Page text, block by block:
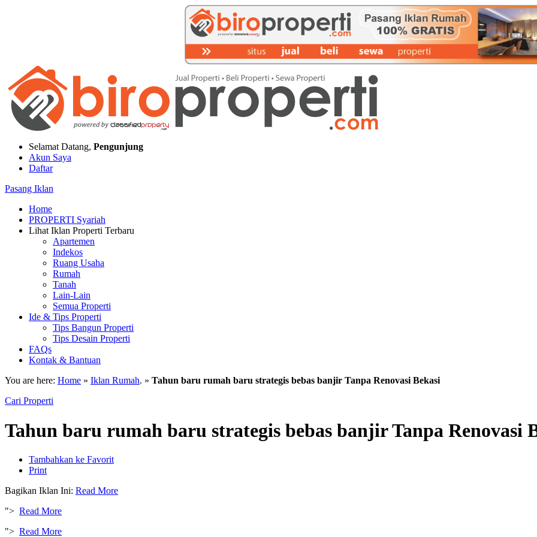
Selamat Datang, Pengunjung
Akun Saya
Daftar
Pasang Iklan
Home
PROPERTI Syariah
Lihat Iklan Properti Terbaru
Apartemen
Indekos
Ruang Usaha
Rumah
Tanah
Lain-Lain
Semua Properti
Ide & Tips Properti
Tips Bangun Properti
Tips Desain Properti
FAQs
Kontak & Bantuan
You are here: Home » Iklan Rumah. » Tahun baru rumah baru strategis bebas banjir Tanpa Renovasi Bekasi
Cari Properti
Tahun baru rumah baru strategis bebas banjir Tanpa Renovasi
Tambahkan ke Favorit
Print
Bagikan Iklan Ini: Read More
"> Read More
"> Read More